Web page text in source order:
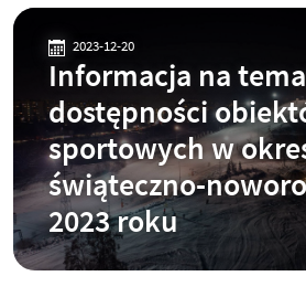
2023-12-20
Informacja na
dostępności
sportowych w
świąteczno-
2023 roku